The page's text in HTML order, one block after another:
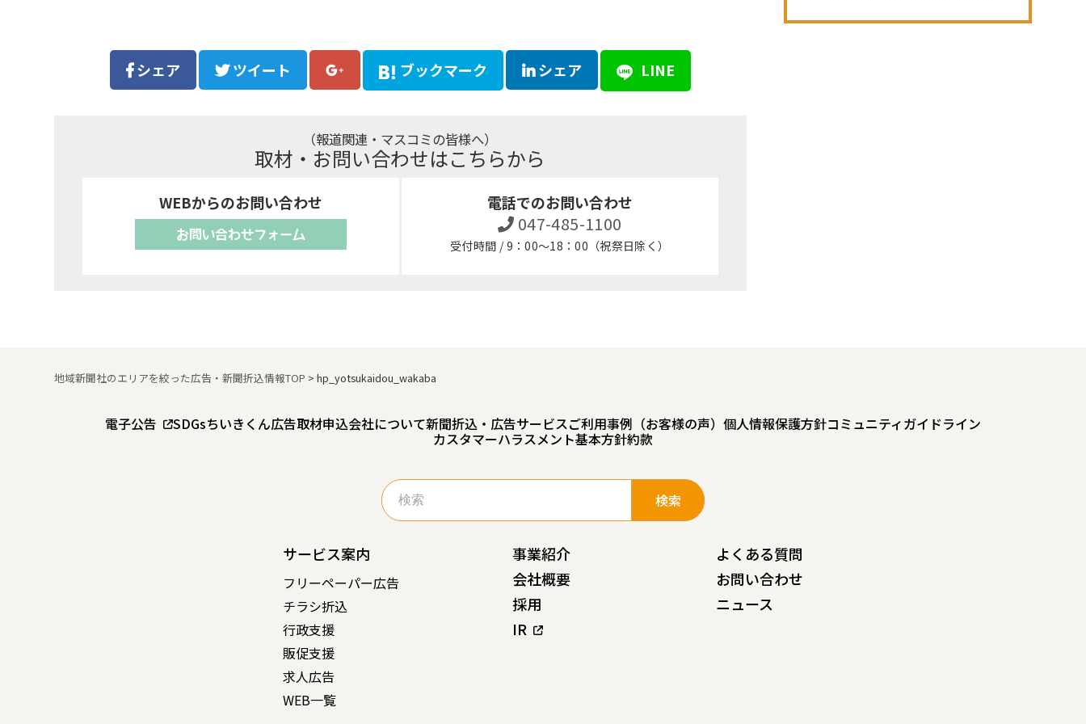
シェア ツイート ブックマーク シェア LINE
（報道関連・マスコミの皆様へ）
取材・お問い合わせはこちらから
WEBからのお問い合わせ
お問い合わせフォーム
電話でのお問い合わせ
047-485-1100
受付時間 / 9：00～18：00（祝祭日除く）
地域新聞社のエリアを絞った広告・新聞折込情報TOP >hp_yotsukaidou_wakaba
電子公告 SDGsちいきくん広告取材申込会社について新聞折込・広告サービスご利用事例（お客様の声） 個人情報保護方針コミュニティガイドライン
カスタマーハラスメント基本方針約款
検
索:
サービス案内
フリーペーパー広告
チラシ折込
行政支援
販促支援
求人広告
WEB一覧
事業紹介
会社概要
採用
IR
よくある質問
お問い合わせ
ニュース